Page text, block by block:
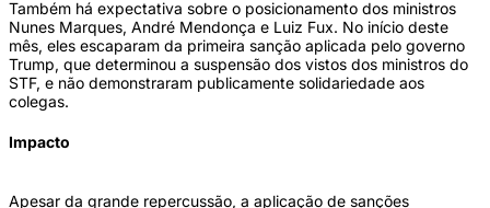
Também há expectativa sobre o posicionamento dos ministros
Nunes Marques, André Mendonça e Luiz Fux. No início deste
mês, eles escaparam da primeira sanção aplicada pelo governo
Trump, que determinou a suspensão dos vistos dos ministros do
STF, e não demonstraram publicamente solidariedade aos
colegas.
Impacto
Apesar da grande repercussão, a aplicação de sanções